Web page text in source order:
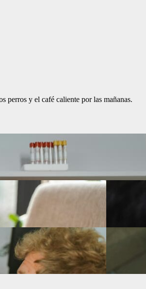
perros y el café caliente por las mañanas.